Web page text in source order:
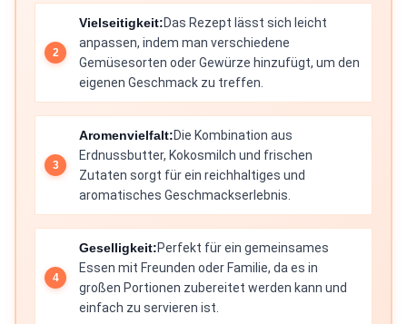
Vielseitigkeit:Das Rezept lässt sich leicht
anpassen, indem man verschiedene
Gemüsesorten oder Gewürze hinzufügt, um den
eigenen Geschmack zu treffen.
Aromenvielfalt:Die Kombination aus
Erdnussbutter, Kokosmilch und frischen
Zutaten sorgt für ein reichhaltiges und
aromatisches Geschmackserlebnis.
Geselligkeit:Perfekt für ein gemeinsames
Essen mit Freunden oder Familie, da es in
großen Portionen zubereitet werden kann und
einfach zu servieren ist.